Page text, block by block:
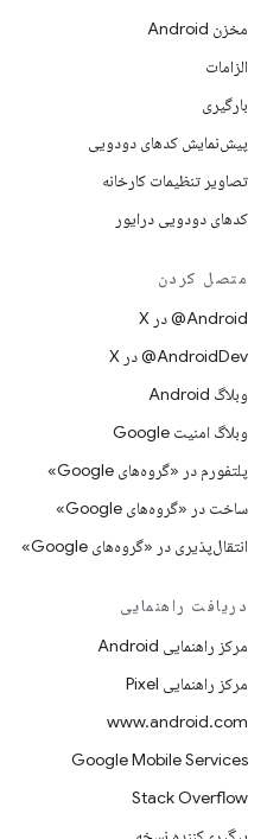
مخزن Android
الزامات
بارگیری
پیش‌نمایش کدهای دودویی
تصاویر تنظیمات کارخانه
کدهای دودویی درایور
متصل کردن
‫‎@Android در X
‫‎@AndroidDev در X
وبلاگ Android
وبلاگ امنیت Google
پلتفورم در «گروه‌های Google»
ساخت در «گروه‌های Google»
انتقال‌پذیری در «گروه‌های Google»
دریافت راهنمایی
مرکز راهنمایی Android
مرکز راهنمایی Pixel
www.android.com
Google Mobile Services
Stack Overflow